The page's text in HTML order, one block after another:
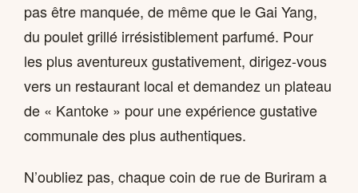
pas être manquée, de même que le Gai Yang,
du poulet grillé irrésistiblement parfumé. Pour
les plus aventureux gustativement, dirigez-vous
vers un restaurant local et demandez un plateau
de « Kantoke » pour une expérience gustative
communale des plus authentiques.
N’oubliez pas, chaque coin de rue de Buriram a